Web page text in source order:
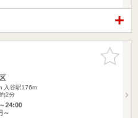
お気に入
りに追加
入谷駅176m
2分
24:00
～